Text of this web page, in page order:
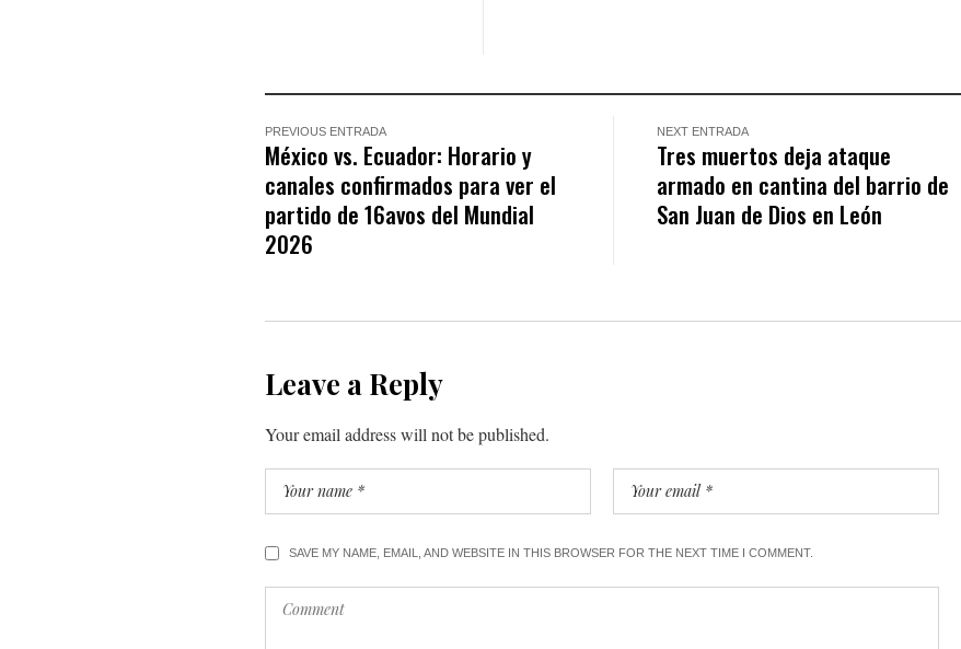
PREVIOUS ENTRADA
México vs. Ecuador: Horario y
canales confirmados para ver el
partido de 16avos del Mundial
2026
NEXT ENTRADA
Tres muertos deja ataque
armado en cantina del barrio de
San Juan de Dios en León
Leave a Reply
Your email address will not be published.
SAVE MY NAME, EMAIL, AND WEBSITE IN THIS BROWSER FOR THE NEXT TIME I COMMENT.